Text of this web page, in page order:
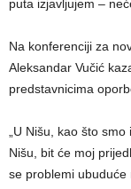
puta izjavljujem –
Na konferenciji za
Aleksandar Vučić
predstavnicima
„U Nišu, kao što
Nišu, bit će moj
se problemi